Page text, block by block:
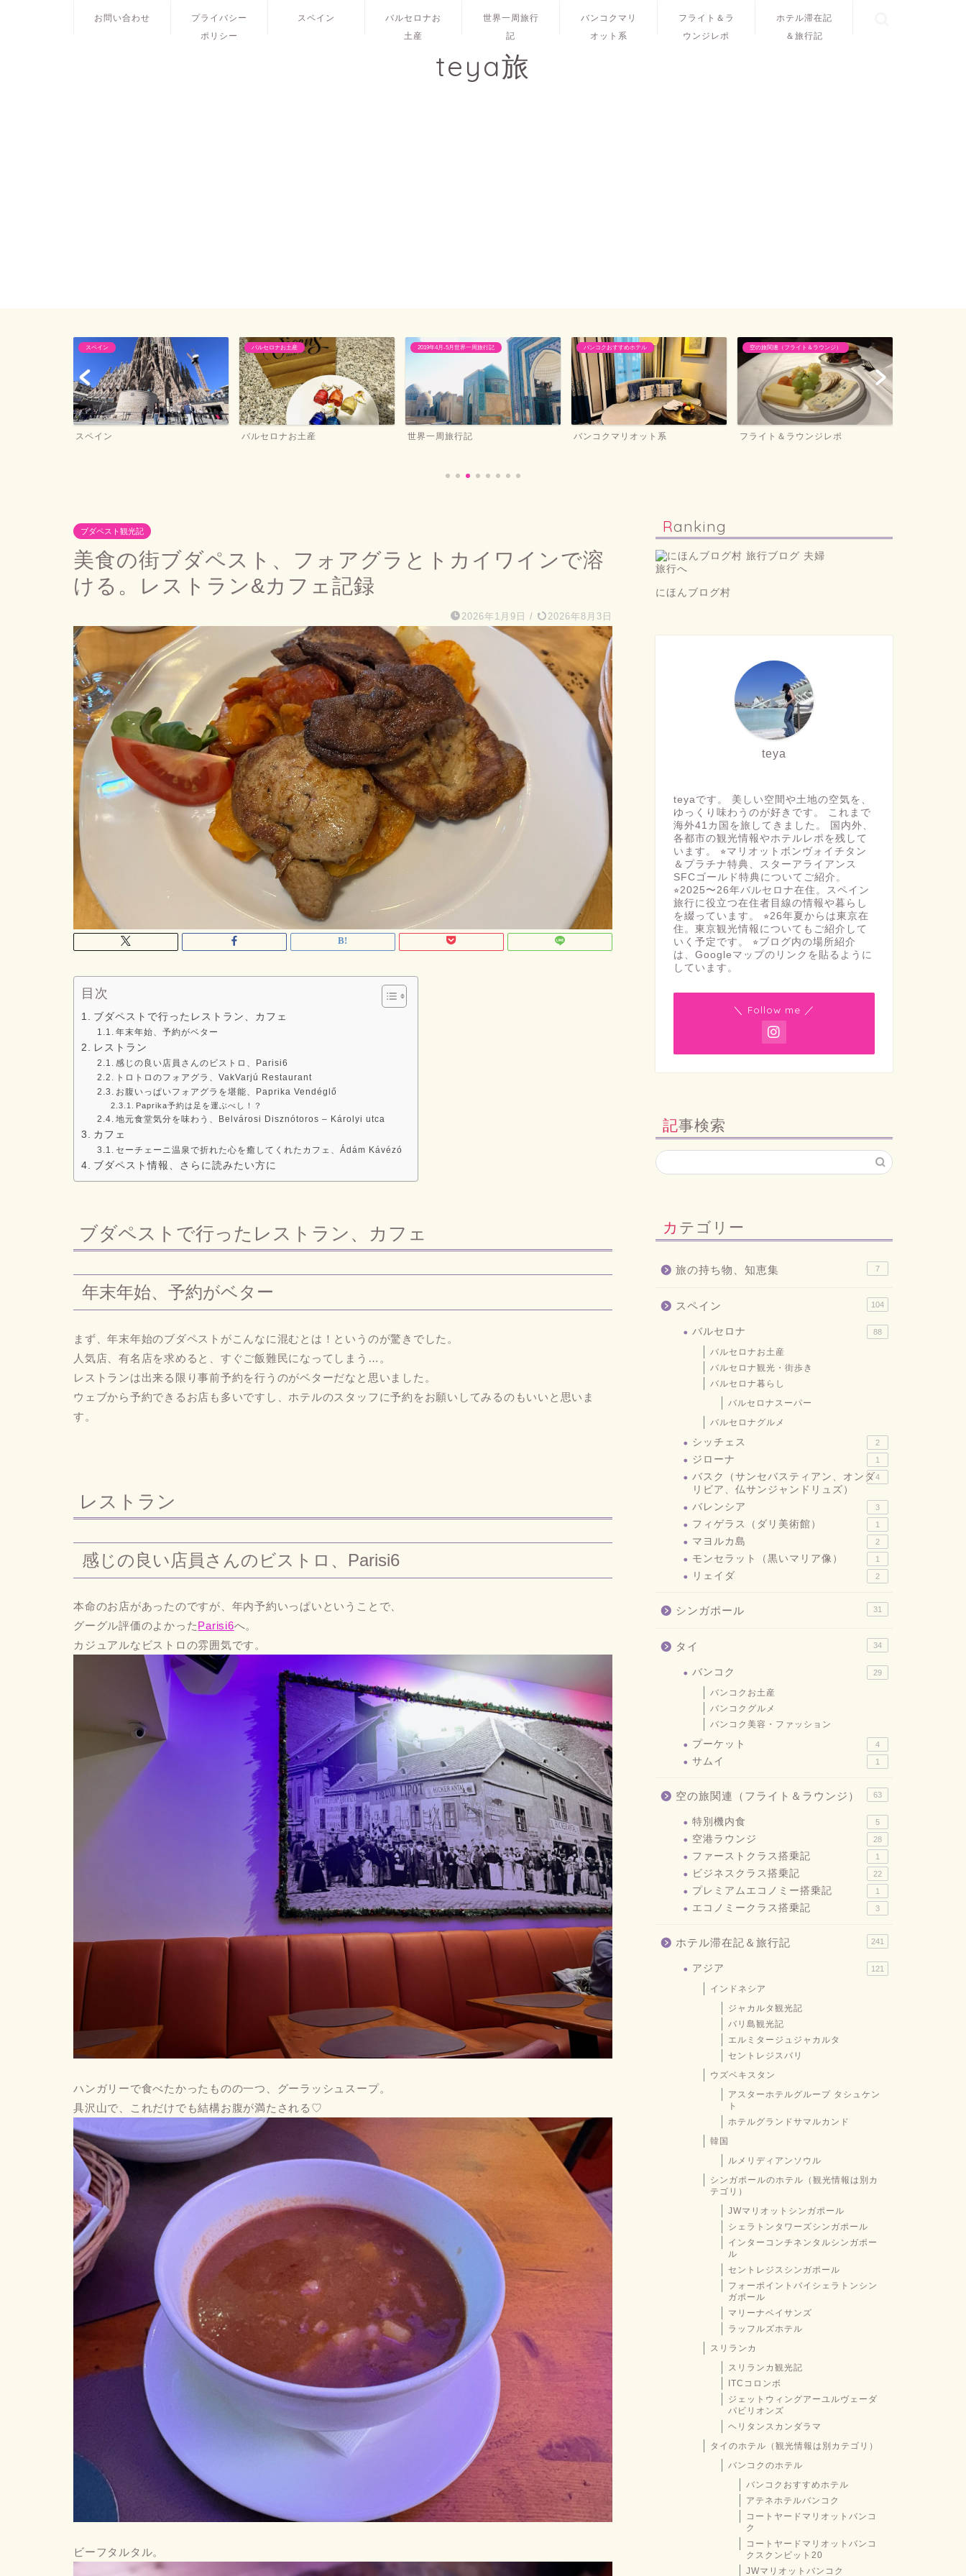
お問い合わせ
プライバシー
ポリシー
スペイン
バルセロナお
土産
世界一周旅行
記
バンコクマリ
オット系
フライト＆ラ
ウンジレポ
ホテル滞在記
＆旅行記
teya旅
スペイン
スペイン
バルセロナお土産
バルセロナお土産
2019年4月-5月世界一周旅行記
世界一周旅行記
バンコクおすすめホテル
バンコクマリオット系
空の旅関連（フライト＆ラウンジ）
フライト＆ラウンジレポ
ブダペスト観光記
美食の街ブダペスト、フォアグラとトカイワインで溶
ける。レストラン&カフェ記録
2026年1月9日 / 2026年8月3日
目次
ブダペストで行ったレストラン、カフェ
年末年始、予約がベター
レストラン
感じの良い店員さんのビストロ、Parisi6
トロトロのフォアグラ、VakVarjú Restaurant
お腹いっぱいフォアグラを堪能、Paprika Vendéglő
Paprika予約は足を運ぶべし！？
地元食堂気分を味わう、Belvárosi Disznótoros – Károlyi utca
カフェ
セーチェーニ温泉で折れた心を癒してくれたカフェ、Ádám Kávézó
ブダペスト情報、さらに読みたい方に
ブダペストで行ったレストラン、カフェ
年末年始、予約がベター
まず、年末年始のブダペストがこんなに混むとは！というのが驚きでした。
人気店、有名店を求めると、すぐご飯難民になってしまう…。
レストランは出来る限り事前予約を行うのがベターだなと思いました。
ウェブから予約できるお店も多いですし、ホテルのスタッフに予約をお願いしてみるのもいいと思いま
す。
レストラン
感じの良い店員さんのビストロ、Parisi6
本命のお店があったのですが、年内予約いっぱいということで、
グーグル評価のよかったParisi6へ。
カジュアルなビストロの雰囲気です。
ハンガリーで食べたかったものの一つ、グーラッシュスープ。
具沢山で、これだけでも結構お腹が満たされる♡
ビーフタルタル。
Ranking
にほんブログ村
teya
teyaです。 美しい空間や土地の空気を、
ゆっくり味わうのが好きです。 これまで
海外41カ国を旅してきました。 国内外、
各都市の観光情報やホテルレポを残して
います。 ⭐︎マリオットボンヴォイチタン
＆プラチナ特典、スターアライアンス
SFCゴールド特典についてご紹介。
⭐︎2025〜26年バルセロナ在住。スペイン
旅行に役立つ在住者目線の情報や暮らし
を綴っています。 ⭐︎26年夏からは東京在
住。東京観光情報についてもご紹介して
いく予定です。 ⭐︎ブログ内の場所紹介
は、Googleマップのリンクを貼るように
しています。
＼ Follow me ／
記事検索
カテゴリー
旅の持ち物、知恵集 7
スペイン 104
バルセロナ 88
バルセロナお土産
バルセロナ観光・街歩き
バルセロナ暮らし
バルセロナスーパー
バルセロナグルメ
シッチェス 2
ジローナ 1
バスク（サンセバスティアン、オンダ
リビア、仏サンジャンドリュズ）
4
バレンシア 3
フィゲラス（ダリ美術館） 1
マヨルカ島 2
モンセラット（黒いマリア像） 1
リェイダ 2
シンガポール 31
タイ 34
バンコク 29
バンコクお土産
バンコクグルメ
バンコク美容・ファッション
プーケット 4
サムイ 1
空の旅関連（フライト＆ラウンジ） 63
特別機内食 5
空港ラウンジ 28
ファーストクラス搭乗記 1
ビジネスクラス搭乗記 22
プレミアムエコノミー搭乗記 1
エコノミークラス搭乗記 3
ホテル滞在記＆旅行記 241
アジア 121
インドネシア
ジャカルタ観光記
バリ島観光記
エルミタージュジャカルタ
セントレジスバリ
ウズベキスタン
アスターホテルグループ タシュケン
ト
ホテルグランドサマルカンド
韓国
ルメリディアンソウル
シンガポールのホテル（観光情報は別カ
テゴリ）
JWマリオットシンガポール
シェラトンタワーズシンガポール
インターコンチネンタルシンガポー
ル
セントレジスシンガポール
フォーポイントバイシェラトンシン
ガポール
マリーナベイサンズ
ラッフルズホテル
スリランカ
スリランカ観光記
ITCコロンボ
ジェットウィングアーユルヴェーダ
パビリオンズ
ヘリタンスカンダラマ
タイのホテル（観光情報は別カテゴリ）
バンコクのホテル
バンコクおすすめホテル
アテネホテルバンコク
コートヤードマリオットバンコ
ク
コートヤードマリオットバンコ
クスクンビット20
JWマリオットバンコク